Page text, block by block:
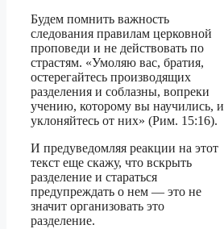
Будем помнить важность
следования правилам церковной
проповеди и не действовать по
страстям. «Умоляю вас, братия,
остерегайтесь производящих
разделения и соблазны, вопреки
учению, которому вы научились, и
уклоняйтесь от них» (Рим. 15:16).
И предуведомляя реакции на этот
текст еще скажу, что вскрыть
разделение и стараться
предупреждать о нем — это не
значит организовать это
разделение.